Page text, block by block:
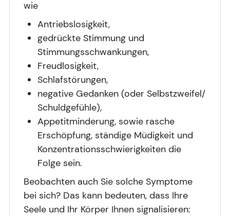
wie
Antriebslosigkeit,
gedrückte Stimmung und
Stimmungsschwankungen,
Freudlosigkeit,
Schlafstörungen,
negative Gedanken (oder Selbstzweifel/
Schuldgefühle),
Appetitminderung, sowie rasche
Erschöpfung, ständige Müdigkeit und
Konzentrationsschwierigkeiten die
Folge sein.
Beobachten auch Sie solche Symptome
bei sich? Das kann bedeuten, dass Ihre
Seele und Ihr Körper Ihnen signalisieren: